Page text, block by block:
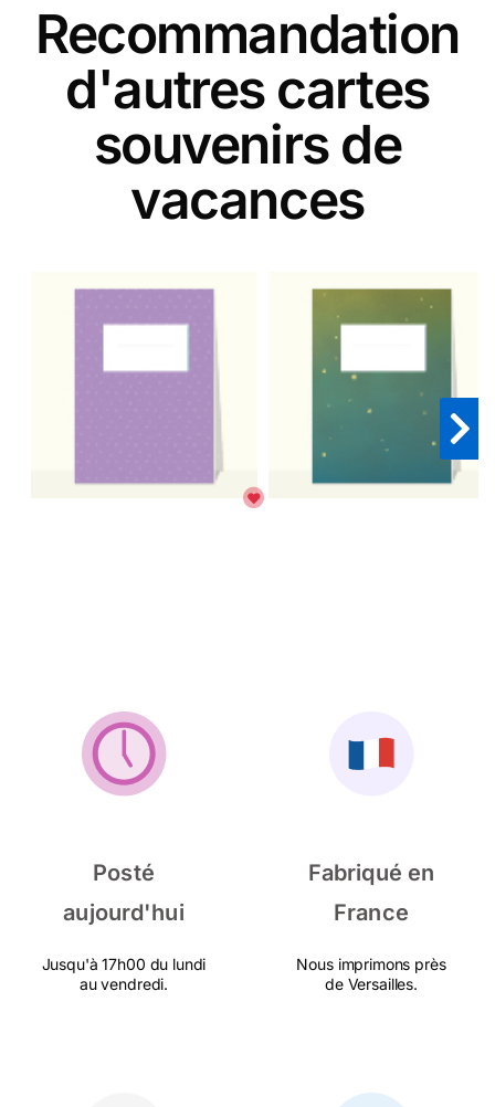
Recommandation
d'autres cartes
souvenirs de
vacances
Posté
aujourd'hui
Jusqu'à 17h00 du lundi
au vendredi.
Fabriqué en
France
Nous imprimons près
de Versailles.